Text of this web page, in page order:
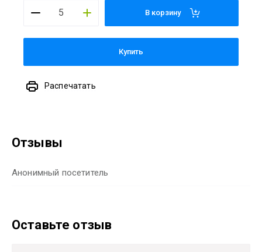
В корзину
Купить
Распечатать
Отзывы
Анонимный посетитель
Оставьте отзыв